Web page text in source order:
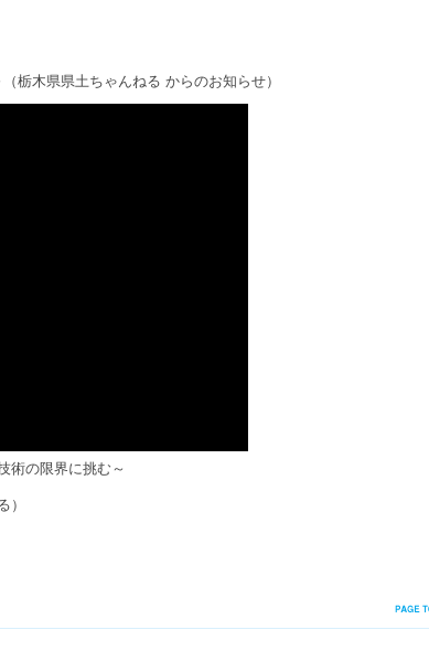
栃木県県土ちゃんねる からのお知らせ）
術の限界に挑む～
）